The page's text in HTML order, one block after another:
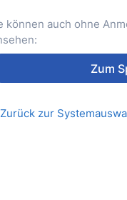
können auch ohne
Zum
Zurück zur